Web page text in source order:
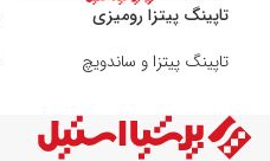
تاپينگ پیتزا رومیزی
تاپینگ پیتزا و ساندویچ